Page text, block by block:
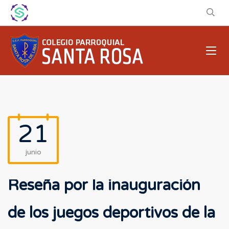
21
junio
Reseña por la inauguración
de los juegos deportivos de la